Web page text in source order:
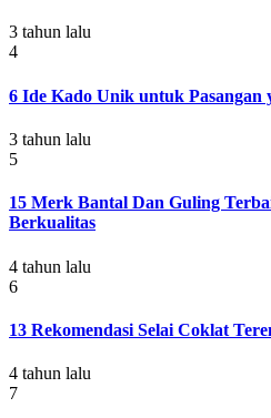
3 tahun lalu
4
6 Ide Kado Unik untuk Pasangan
3 tahun lalu
5
15 Merk Bantal Dan Guling
Berkualitas
4 tahun lalu
6
13 Rekomendasi Selai Coklat
4 tahun lalu
7